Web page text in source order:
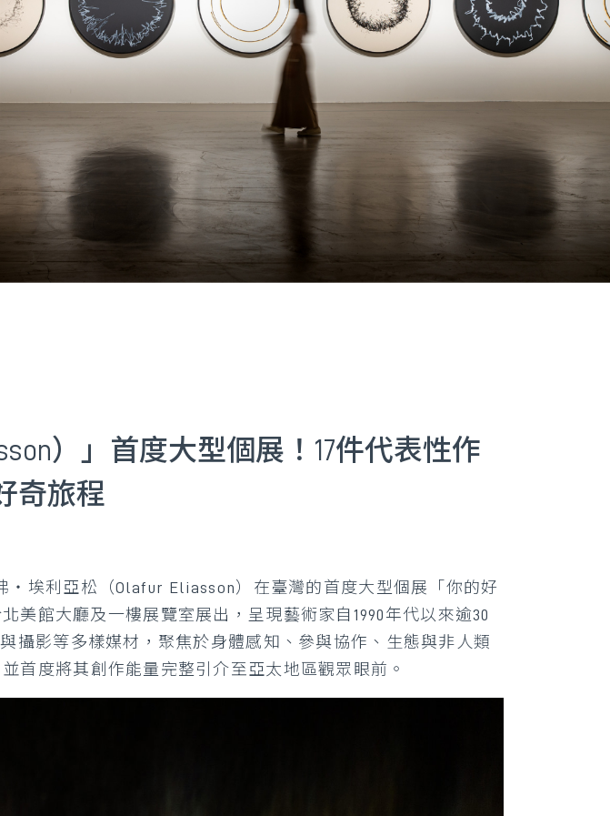
）」首度大型個展！17件代表性作
奇旅程
埃利亞松（Olafur Eliasson）在臺灣的首度大型個展「你的好
美館大廳及一樓展覽室展出，呈現藝術家自1990年代以來逾30
攝影等多樣媒材，聚焦於身體感知、參與協作、生態與非人類
首度將其創作能量完整引介至亞太地區觀眾眼前。